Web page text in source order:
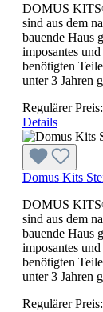
DOMUS
sind aus dem
bauende Haus
imposantes
benötigten
unter 3 Jahren
Regulärer Preis:
Details
Domus Kits
DOMUS
sind aus dem
bauende Haus
imposantes
benötigten
unter 3 Jahren
Regulärer Preis: